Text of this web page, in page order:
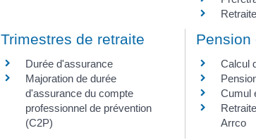
Trimestres de retraite
Durée d'assurance
Majoration de durée
d'assurance du compte
professionnel de prévention
(C2P)
Pension
Calcul
Cumul
Arrco